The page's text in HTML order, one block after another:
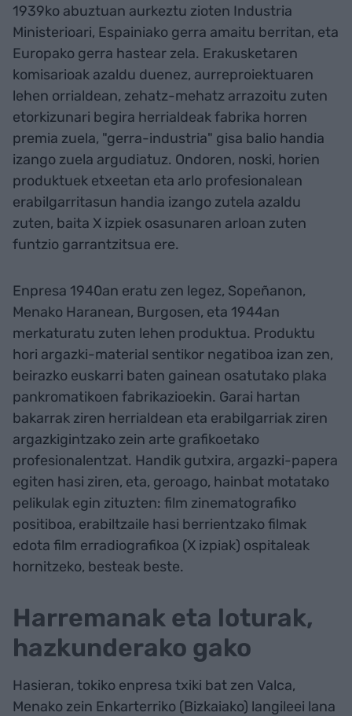
1939ko abuztuan aurkeztu zioten Industria
Ministerioari, Espainiako gerra amaitu berritan, eta
Europako gerra hastear zela. Erakusketaren
komisarioak azaldu duenez, aurreproiektuaren
lehen orrialdean, zehatz-mehatz arrazoitu zuten
etorkizunari begira herrialdeak fabrika horren
premia zuela, "gerra-industria" gisa balio handia
izango zuela argudiatuz. Ondoren, noski, horien
produktuek etxeetan eta arlo profesionalean
erabilgarritasun handia izango zutela azaldu
zuten, baita X izpiek osasunaren arloan zuten
funtzio garrantzitsua ere.
Enpresa 1940an eratu zen legez, Sopeñanon,
Menako Haranean, Burgosen, eta 1944an
merkaturatu zuten lehen produktua. Produktu
hori argazki-material sentikor negatiboa izan zen,
beirazko euskarri baten gainean osatutako plaka
pankromatikoen fabrikazioekin. Garai hartan
bakarrak ziren herrialdean eta erabilgarriak ziren
argazkigintzako zein arte grafikoetako
profesionalentzat. Handik gutxira, argazki-papera
egiten hasi ziren, eta, geroago, hainbat motatako
pelikulak egin zituzten: film zinematografiko
positiboa, erabiltzaile hasi berrientzako filmak
edota film erradiografikoa (X izpiak) ospitaleak
hornitzeko, besteak beste.
Harremanak eta loturak,
hazkunderako gako
Hasieran, tokiko enpresa txiki bat zen Valca,
Menako zein Enkarterriko (Bizkaiako) langileei lana